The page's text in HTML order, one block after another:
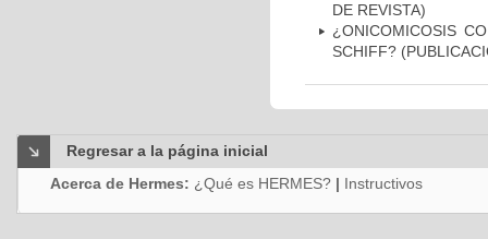
DE REVISTA)
¿ONICOMICOSIS
SCHIFF?
Regresar a la página inicial
Acerca de Hermes: ¿Qué es HERMES? | Instructivos